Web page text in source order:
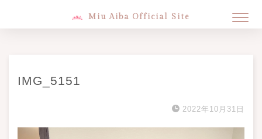
Miu Aiba Official Site
IMG_5151
2022年10月31日